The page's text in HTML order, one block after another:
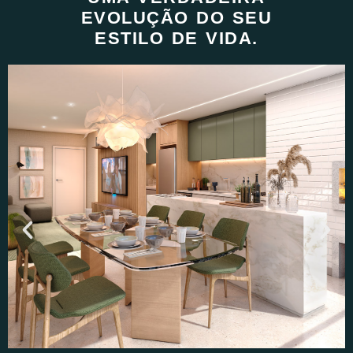
EVOLUÇÃO DO SEU
ESTILO DE VIDA.